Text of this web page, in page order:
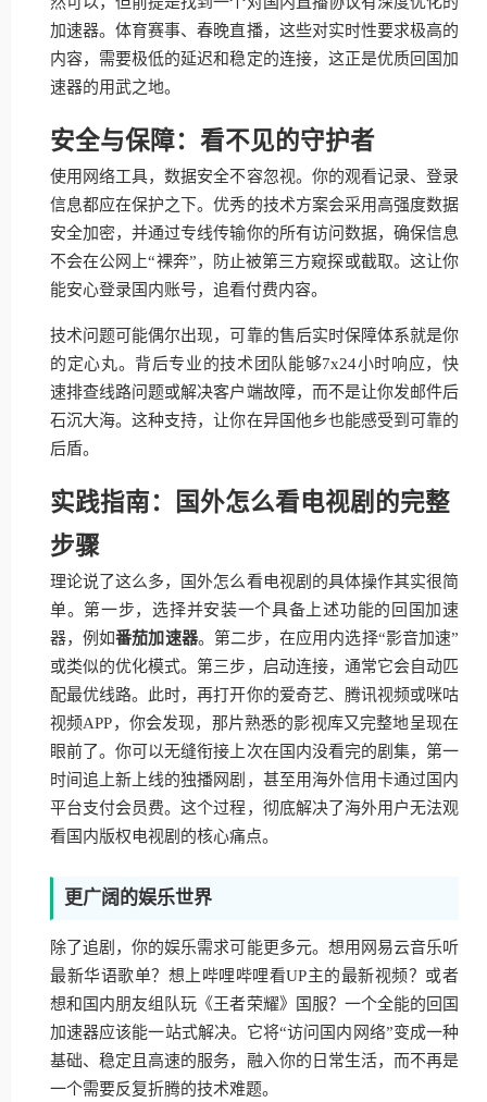
加速器。体育赛事、春晚直播，这些对实时性要求极高的
内容，需要极低的延迟和稳定的连接，这正是优质回国加
速器的用武之地。
安全与保障：看不见的守护者
使用网络工具，数据安全不容忽视。你的观看记录、登录
信息都应在保护之下。优秀的技术方案会采用高强度数据
安全加密，并通过专线传输你的所有访问数据，确保信息
不会在公网上“裸奔”，防止被第三方窥探或截取。这让你
能安心登录国内账号，追看付费内容。
技术问题可能偶尔出现，可靠的售后实时保障体系就是你
的定心丸。背后专业的技术团队能够7x24小时响应，快
速排查线路问题或解决客户端故障，而不是让你发邮件后
石沉大海。这种支持，让你在异国他乡也能感受到可靠的
后盾。
实践指南：国外怎么看电视剧的完整
步骤
理论说了这么多，国外怎么看电视剧的具体操作其实很简
单。第一步，选择并安装一个具备上述功能的回国加速
器，例如番茄加速器。第二步，在应用内选择“影音加速”
或类似的优化模式。第三步，启动连接，通常它会自动匹
配最优线路。此时，再打开你的爱奇艺、腾讯视频或咪咕
视频APP，你会发现，那片熟悉的影视库又完整地呈现在
眼前了。你可以无缝衔接上次在国内没看完的剧集，第一
时间追上新上线的独播网剧，甚至用海外信用卡通过国内
平台支付会员费。这个过程，彻底解决了海外用户无法观
看国内版权电视剧的核心痛点。
更广阔的娱乐世界
除了追剧，你的娱乐需求可能更多元。想用网易云音乐听
最新华语歌单？想上哔哩哔哩看UP主的最新视频？或者
想和国内朋友组队玩《王者荣耀》国服？一个全能的回国
加速器应该能一站式解决。它将“访问国内网络”变成一种
基础、稳定且高速的服务，融入你的日常生活，而不再是
一个需要反复折腾的技术难题。